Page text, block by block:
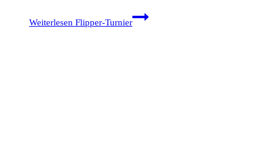
Weiterlesen Flipper-Turnier